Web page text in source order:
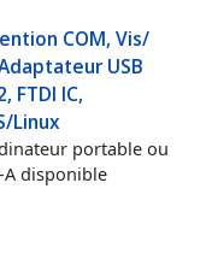
COM, Vis/
USB
FTDI IC,
Linux
portable ou
disponible